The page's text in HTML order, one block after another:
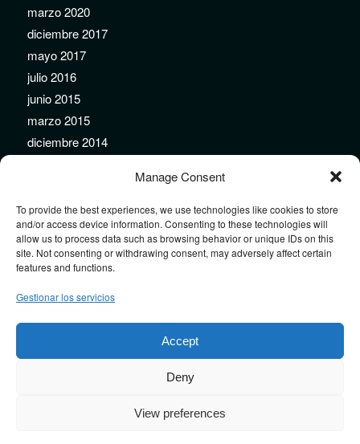
Manage Consent
To provide the best experiences, we use technologies like cookies to store
and/or access device information. Consenting to these technologies will
allow us to process data such as browsing behavior or unique IDs on this
site. Not consenting or withdrawing consent, may adversely affect certain
features and functions.
Gestionar los servicios
Accept
Deny
View preferences
marzo 2020
diciembre 2017
mayo 2017
julio 2016
junio 2015
marzo 2015
diciembre 2014
agosto 2014
julio 2014
junio 2014
mayo 2014
febrero 2014